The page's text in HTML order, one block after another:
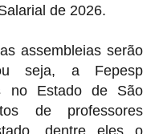
de 2026.
assembleias serão
seja, a Fepesp
no Estado de São
de professores